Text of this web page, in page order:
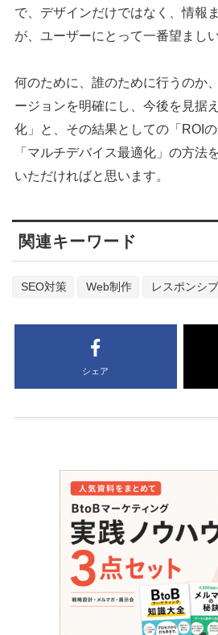
で、デザインだけではなく、情報
が、ユーザーにとって一番望まし
何のために、誰のために行うのか
ージョンを明確にし、今後を見据
化」と、その結果としての「ROI
「マルチデバイス最適化」の方法
いただければと思います。
関連キーワード
SEO対策 Web制作 レスポンシブ
シェア